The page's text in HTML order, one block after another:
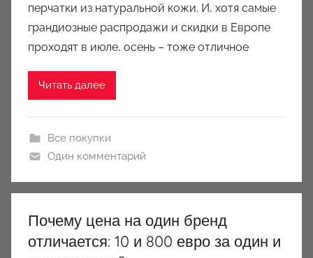
u
k
перчатки из натуральной кожи. И, хотя самые
грандиозные распродажи и скидки в Европе
проходят в июле, осень – тоже отличное
Читать далее
Все покупки
Один комментарий
Почему цена на один бренд
отличается: 10 и 800 евро за один и